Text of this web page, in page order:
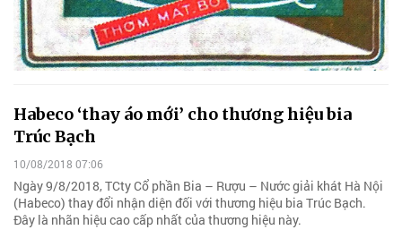
Habeco ‘thay áo mới’ cho thương hiệu bia
Trúc Bạch
10/08/2018 07:06
Ngày 9/8/2018, TCty Cổ phần Bia – Rượu – Nước giải khát Hà Nội
(Habeco) thay đổi nhận diện đối với thương hiệu bia Trúc Bạch.
Đây là nhãn hiệu cao cấp nhất của thương hiệu này.